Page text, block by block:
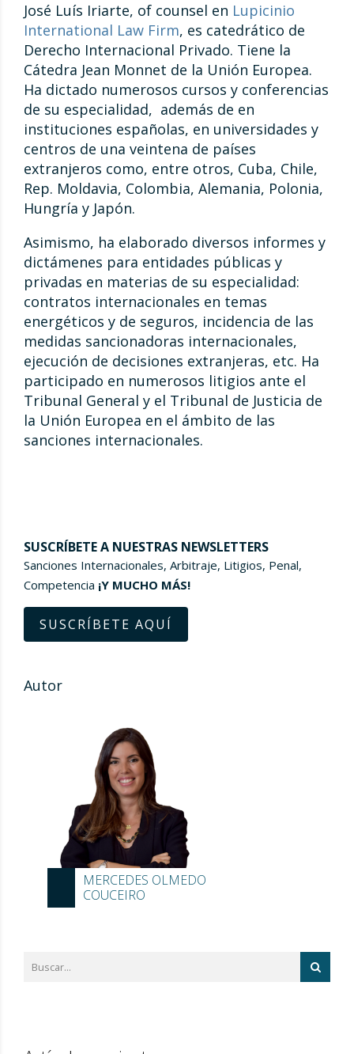
José Luís Iriarte, of counsel en Lupicinio
International Law Firm, es catedrático de
Derecho Internacional Privado. Tiene la
Cátedra Jean Monnet de la Unión Europea.
Ha dictado numerosos cursos y conferencias
de su especialidad, además de en
instituciones españolas, en universidades y
centros de una veintena de países
extranjeros como, entre otros, Cuba, Chile,
Rep. Moldavia, Colombia, Alemania, Polonia,
Hungría y Japón.
Asimismo, ha elaborado diversos informes y
dictámenes para entidades públicas y
privadas en materias de su especialidad:
contratos internacionales en temas
energéticos y de seguros, incidencia de las
medidas sancionadoras internacionales,
ejecución de decisiones extranjeras, etc. Ha
participado en numerosos litigios ante el
Tribunal General y el Tribunal de Justicia de
la Unión Europea en el ámbito de las
sanciones internacionales.
SUSCRÍBETE A NUESTRAS NEWSLETTERS
Sanciones Internacionales, Arbitraje, Litigios, Penal,
Competencia ¡Y MUCHO MÁS!
SUSCRÍBETE AQUÍ
Autor
MERCEDES OLMEDO
COUCEIRO